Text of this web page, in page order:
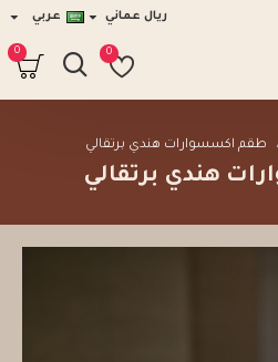
ريال عماني عربي
0
0
طقم اكسسوارات هندي برتقالي
هندي برتقالي